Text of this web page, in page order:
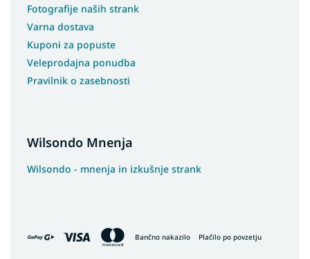
Fotografije naših strank
Varna dostava
Kuponi za popuste
Veleprodajna ponudba
Pravilnik o zasebnosti
Wilsondo Mnenja
Wilsondo - mnenja in izkušnje strank
Bančno nakazilo Plačilo po povzetju